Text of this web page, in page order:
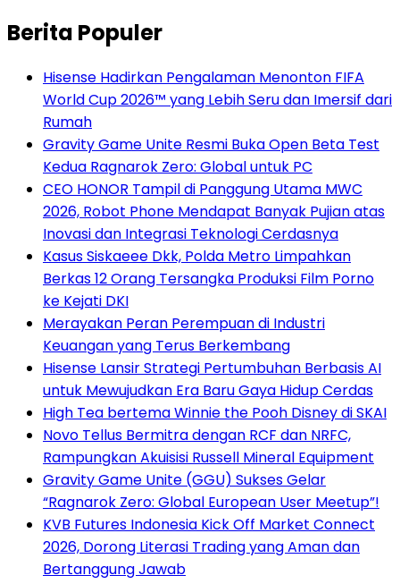
Berita Populer
Hisense Hadirkan Pengalaman Menonton FIFA
World Cup 2026™ yang Lebih Seru dan Imersif dari
Rumah
Gravity Game Unite Resmi Buka Open Beta Test
Kedua Ragnarok Zero: Global untuk PC
CEO HONOR Tampil di Panggung Utama MWC
2026, Robot Phone Mendapat Banyak Pujian atas
Inovasi dan Integrasi Teknologi Cerdasnya
Kasus Siskaeee Dkk, Polda Metro Limpahkan
Berkas 12 Orang Tersangka Produksi Film Porno
ke Kejati DKI
Merayakan Peran Perempuan di Industri
Keuangan yang Terus Berkembang
Hisense Lansir Strategi Pertumbuhan Berbasis AI
untuk Mewujudkan Era Baru Gaya Hidup Cerdas
High Tea bertema Winnie the Pooh Disney di SKAI
Novo Tellus Bermitra dengan RCF dan NRFC,
Rampungkan Akuisisi Russell Mineral Equipment
Gravity Game Unite (GGU) Sukses Gelar
“Ragnarok Zero: Global European User Meetup”!
KVB Futures Indonesia Kick Off Market Connect
2026, Dorong Literasi Trading yang Aman dan
Bertanggung Jawab